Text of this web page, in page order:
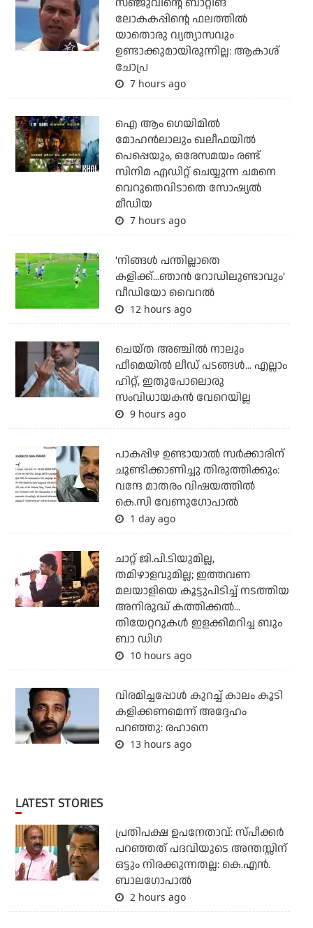
ലോകകപ്പിന്റെ ഫലത്തില്‍
യാതൊരു വ്യത്യാസവും
ഉണ്ടാക്കുമായിരുന്നില്ല: ആകാശ്
ചോപ്ര
7 hours ago
ഐ ആം ഗെയിമില്‍
മോഹന്‍ലാലും ഖലീഫയില്‍
പെപ്പെയും, ഒരേസമയം രണ്ട്
സിനിമ എഡിറ്റ് ചെയ്യുന്ന ചമനെ
വെറുതെവിടാതെ സോഷ്യല്‍
മീഡിയ
7 hours ago
'നിങ്ങള്‍ പന്തില്ലാതെ
കളിക്ക്...ഞാന്‍ റോഡിലുണ്ടാവും'
വീഡിയോ വൈറല്‍
12 hours ago
ചെയ്ത അഞ്ചില്‍ നാലും
ഫീമെയില്‍ ലീഡ് പടങ്ങള്‍... എല്ലാം
ഹിറ്റ്, ഇതുപോലൊരു
സംവിധായകന്‍ വേറെയില്ല
9 hours ago
പാകപ്പിഴ ഉണ്ടായാല്‍ സര്‍ക്കാരിന്
ചൂണ്ടിക്കാണിച്ചു തിരുത്തിക്കും:
വന്ദേ മാതരം വിഷയത്തില്‍
കെ.സി വേണുഗോപാല്‍
1 day ago
ചാറ്റ് ജി.പി.ടിയുമില്ല,
തമിഴാളവുമില്ല; ഇത്തവണ
മലയാളിയെ കൂട്ടുപിടിച്ച് നടത്തിയ
അനിരുദ്ധ് കത്തിക്കല്‍...
തിയേറ്ററുകള്‍ ഇളക്കിമറിച്ച ബും
ബാ ഡിഗ
10 hours ago
വിരമിച്ചപ്പോള്‍ കുറച്ച് കാലം കൂടി
കളിക്കണമെന്ന് അദ്ദേഹം
പറഞ്ഞു: രഹാനെ
13 hours ago
LATEST STORIES
പ്രതിപക്ഷ ഉപനേതാവ്: സ്പീക്കര്‍
പറഞ്ഞത് പദവിയുടെ അന്തസ്സിന്
ഒട്ടും നിരക്കുന്നതല്ല: കെ.എന്‍.
ബാലഗോപാല്‍
2 hours ago